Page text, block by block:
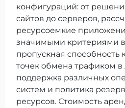
конфигураций: от
сайтов до серверов,
ресурсоемкие
значимыми критериями
пропускная способность
точек обмена трафиком
поддержка различных
систем и политика
ресурсов. Стоимость